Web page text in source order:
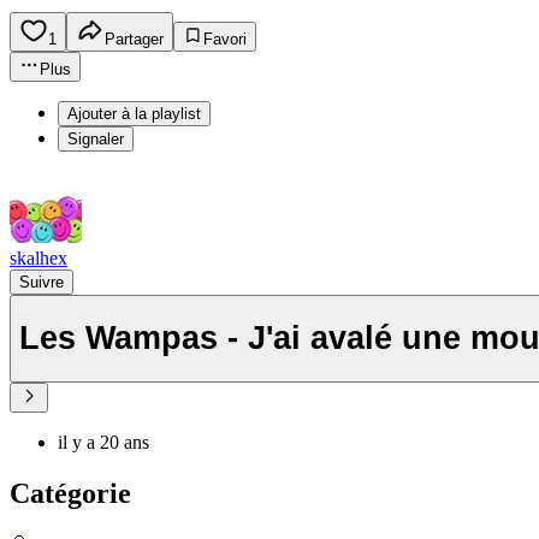
1 Partager
Favori
Plus
Ajouter à la playlist
Signaler
skalhex
Suivre
Les Wampas - J'ai avalé une
il y a 20 ans
Catégorie